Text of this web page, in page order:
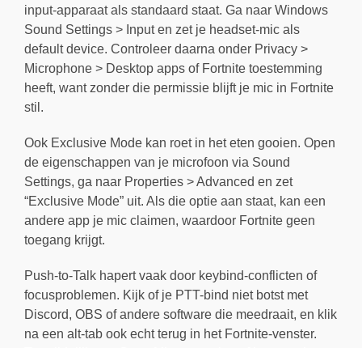
input-apparaat als standaard staat. Ga naar Windows
Sound Settings > Input en zet je headset-mic als
default device. Controleer daarna onder Privacy >
Microphone > Desktop apps of Fortnite toestemming
heeft, want zonder die permissie blijft je mic in Fortnite
stil.
Ook Exclusive Mode kan roet in het eten gooien. Open
de eigenschappen van je microfoon via Sound
Settings, ga naar Properties > Advanced en zet
“Exclusive Mode” uit. Als die optie aan staat, kan een
andere app je mic claimen, waardoor Fortnite geen
toegang krijgt.
Push-to-Talk hapert vaak door keybind-conflicten of
focusproblemen. Kijk of je PTT-bind niet botst met
Discord, OBS of andere software die meedraait, en klik
na een alt-tab ook echt terug in het Fortnite-venster.